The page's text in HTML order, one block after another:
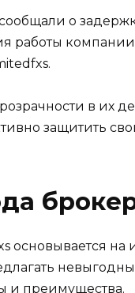
о
работы
в их
защитить
основывается
и преимущества.